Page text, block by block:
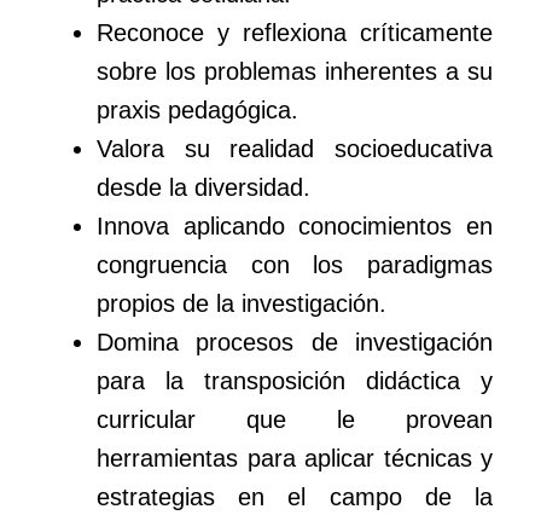
Reconoce y reflexiona críticamente
sobre los problemas inherentes a su
praxis pedagógica.
Valora su realidad socioeducativa
desde la diversidad.
Innova aplicando conocimientos en
congruencia con los paradigmas
propios de la investigación.
Domina procesos de investigación
para la transposición didáctica y
curricular que le provean
herramientas para aplicar técnicas y
estrategias en el campo de la